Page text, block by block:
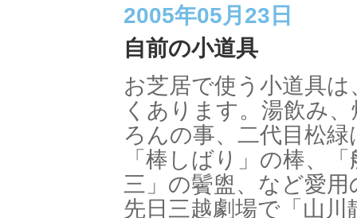
2005年05月23日
自前の小道具
お芝居で使う小道具
くあります。湯飲み
ろんの事、二代目松
「棒しばり」の棒、
三」の鬢盥、など愛
先日三越劇場で「山